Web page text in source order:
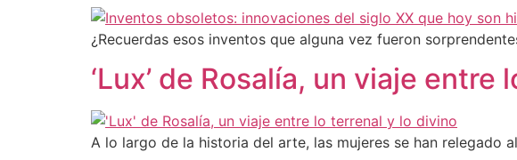
¿Recuerdas esos inventos que alguna vez fueron
‘Lux’ de Rosalía, un viaje
A lo largo de la historia del arte, las mujeres se han relegado